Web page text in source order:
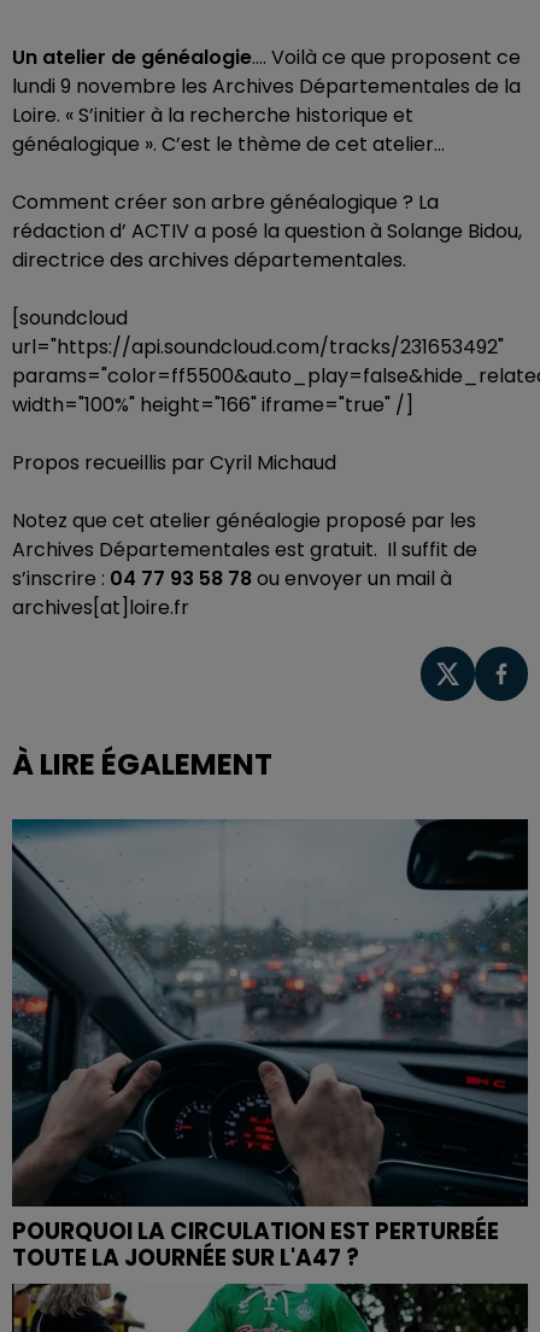
Un atelier de généalogie.... Voilà ce que proposent ce
lundi 9 novembre les Archives Départementales de la
Loire. « S’initier à la recherche historique et
généalogique ». C’est le thème de cet atelier…
Comment créer son arbre généalogique ? La
rédaction d’ ACTIV a posé la question à Solange Bidou,
directrice des archives départementales.
[soundcloud
url="https://api.soundcloud.com/tracks/231653492"
width="100%" height="166" iframe="true" /]
Propos recueillis par Cyril Michaud
Notez que cet atelier généalogie proposé par les
Archives Départementales est gratuit. Il suffit de
s’inscrire : 04 77 93 58 78ou envoyer un mail à
archives[at]loire.fr
À LIRE ÉGALEMENT
POURQUOI LA CIRCULATION EST PERTURBÉE
TOUTE LA JOURNÉE SUR L'A47 ?